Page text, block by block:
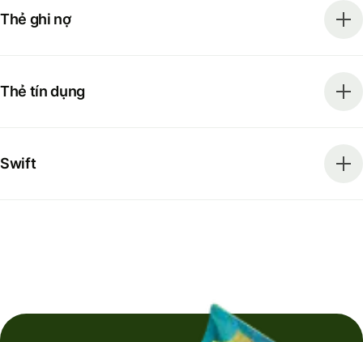
Thẻ ghi nợ
Thẻ tín dụng
Swift